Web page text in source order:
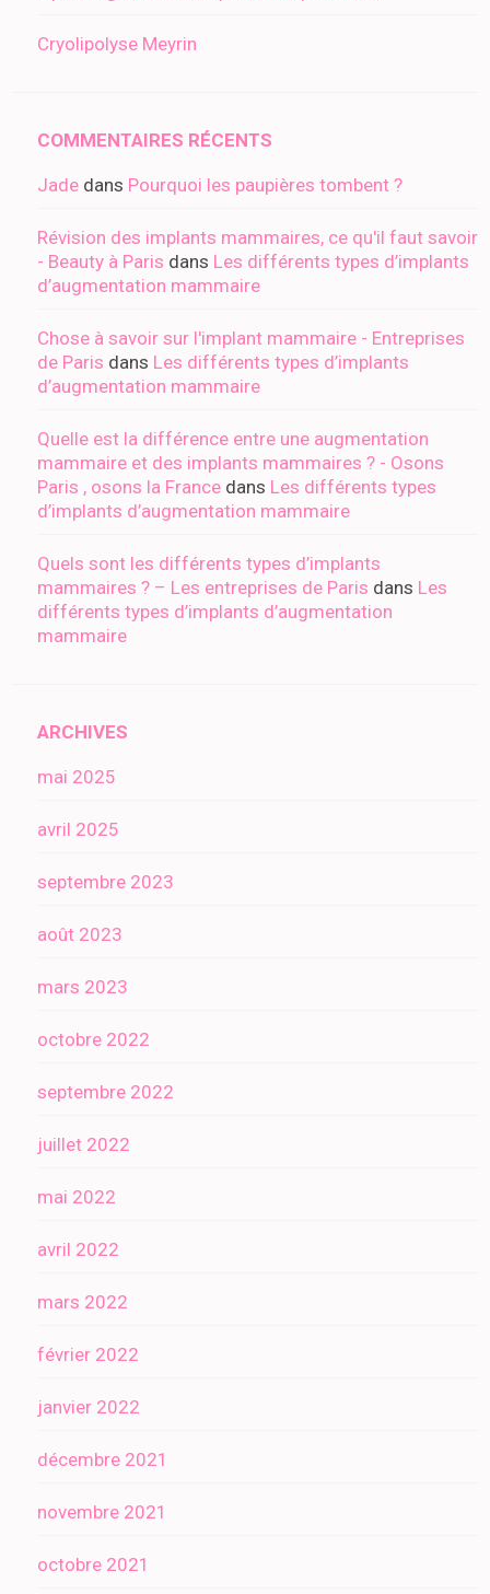
Cryolipolyse Meyrin
COMMENTAIRES RÉCENTS
Jade dans Pourquoi les paupières tombent ?
Révision des implants mammaires, ce qu'il faut savoir
- Beauty à Paris dans Les différents types d’implants
d’augmentation mammaire
Chose à savoir sur l'implant mammaire - Entreprises
de Paris dans Les différents types d’implants
d’augmentation mammaire
Quelle est la différence entre une augmentation
mammaire et des implants mammaires ? - Osons
Paris , osons la France dans Les différents types
d’implants d’augmentation mammaire
Quels sont les différents types d’implants
mammaires ? – Les entreprises de Paris dans Les
différents types d’implants d’augmentation
mammaire
ARCHIVES
mai 2025
avril 2025
septembre 2023
août 2023
mars 2023
octobre 2022
septembre 2022
juillet 2022
mai 2022
avril 2022
mars 2022
février 2022
janvier 2022
décembre 2021
novembre 2021
octobre 2021